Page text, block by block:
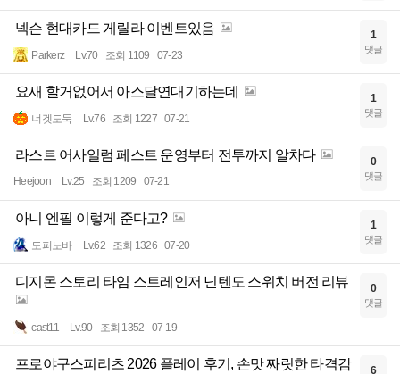
넥슨 현대카드 게릴라 이벤트있음
Parkerz Lv.70 조회 1109 07-23
1
댓글
요새 할거없어서 아스달연대기하는데
너겟도둑 Lv.76 조회 1227 07-21
1
댓글
라스트 어사일럼 페스트 운영부터 전투까지 알차다
Heejoon Lv.25 조회 1209 07-21
0
댓글
아니 엔필 이렇게 준다고?
도퍼노바 Lv.62 조회 1326 07-20
1
댓글
디지몬 스토리 타임 스트레인저 닌텐도 스위치 버전 리뷰
cast11 Lv.90 조회 1352 07-19
0
댓글
프로야구스피리츠 2026 플레이 후기, 손맛 짜릿한 타격감 6